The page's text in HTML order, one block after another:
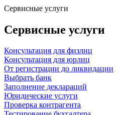
Сервисные услуги
Сервисные услуги
Консультация для физлиц
Консультация для юрлиц
От регистрации до ликвидации
Выбрать банк
Заполнение деклараций
Юридические услуги
Проверка контрагента